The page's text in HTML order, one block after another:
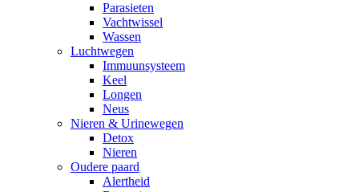
Parasieten
Vachtwissel
Wassen
Luchtwegen
Immuunsysteem
Keel
Longen
Neus
Nieren & Urinewegen
Detox
Nieren
Oudere paard
Alertheid